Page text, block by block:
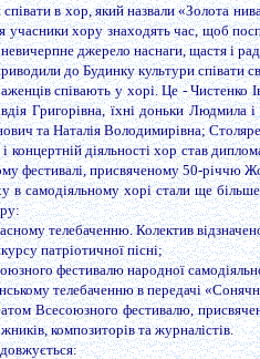
в хор, який назвали «Золота
хору знаходять час, щоб
джерело наснаги, щастя і
до Будинку культури співати
співають у хорі. Це -
Григорівна, їхні доньки
та Наталія Володимирівна;
і концертній діяльності хор став
фестивалі, присвяченому 50-річчю
в самодіяльному хорі стали ще
телебаченню. Колектив
патріотичної пісні;
фестивалю народної
телебаченню в передачі
Всесоюзного фестивалю,
композиторів та журналістів.